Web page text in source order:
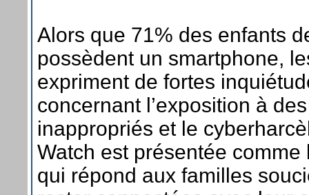
Alors que 71% des enfants
possèdent un smartphone,
expriment de fortes
concernant l’exposition à
inappropriés et le
Watch est présentée comme
qui répond aux familles